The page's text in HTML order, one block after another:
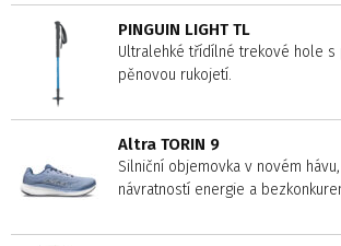
PINGUIN LIGHT TL
Ultralehké třídílné trekové hole s
pěnovou rukojetí.
Altra TORIN 9
Silniční objemovka v novém
návratností energie a